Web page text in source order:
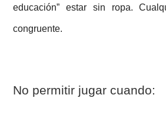
educación” estar sin ropa.
congruente.
No permitir jugar cuando: